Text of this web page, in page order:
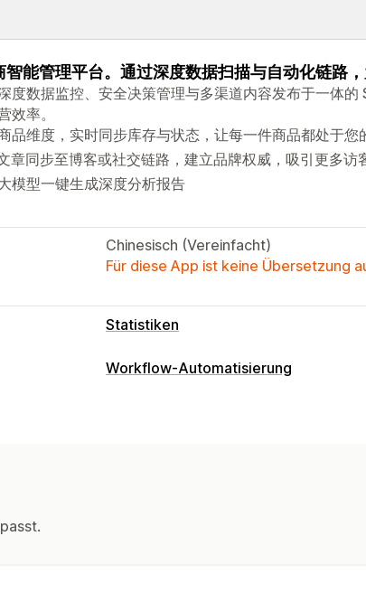
智能管理平台。通过深度数据扫描与自动化链路
度数据监控、安全决策管理与多渠道内容发布于一体
效率。
品维度，实时同步库存与状态，让每一件商品都处于您
章同步至博客或社交链路，建立品牌权威，吸引更多访
模型一键生成深度分析报告
Chinesisch (Vereinfacht)
Für diese App ist keine Übersetzung
Statistiken
Workflow-Automatisierung